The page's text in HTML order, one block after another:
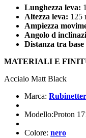
Lunghezza leva:
Altezza leva: 125
Ampiezza
Angolo d
Distanza tra
MATERIALI E
Acciaio Matt Black
Marca:
Modello:Proton
Colore: nero